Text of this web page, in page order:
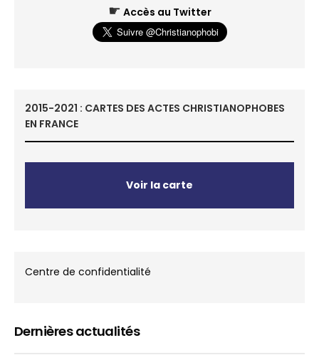
☛ Accès au Twitter
2015-2021 : CARTES DES ACTES CHRISTIANOPHOBES
EN FRANCE
Voir la carte
Centre de confidentialité
Dernières actualités